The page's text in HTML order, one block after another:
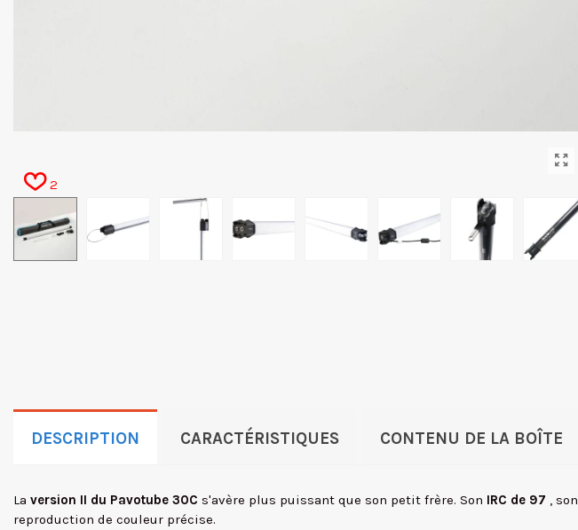
2
DESCRIPTION CARACTÉRISTIQUES CONTENU DE LA BOÎTE
La version II du Pavotube 30C s'avère plus puissant que son petit frère. Son IRC de 97 , son
reproduction de couleur précise.